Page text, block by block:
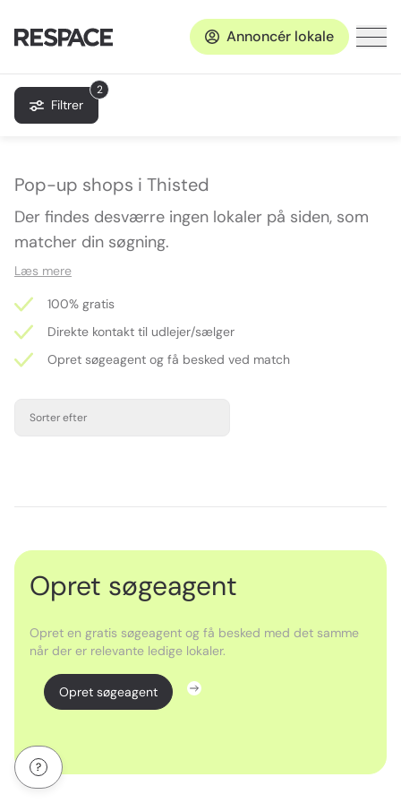
Annoncér lokale
2
Filtrer
Pop-up shops i Thisted
Der findes desværre ingen lokaler på siden, som
matcher din søgning.
Læs mere
100% gratis
Direkte kontakt til udlejer/sælger
Opret søgeagent og få besked ved match
Sorter efter
Opret søgeagent
Opret en gratis søgeagent og få besked med det samme
når der er relevante ledige lokaler.
Opret søgeagent